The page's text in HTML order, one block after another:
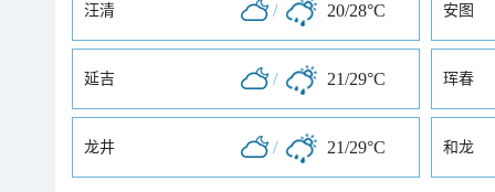
汪清 / 20/28°C 安图
延吉 / 21/29°C 珲春
龙井 / 21/29°C 和龙